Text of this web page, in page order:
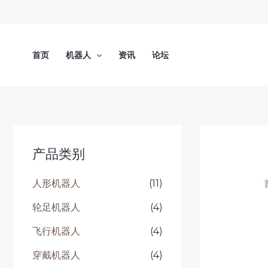
首页 机器人 资讯 论坛
产品类别
人形机器人 (11)
轮足机器人 (4)
飞行机器人 (4)
穿戴机器人 (4)